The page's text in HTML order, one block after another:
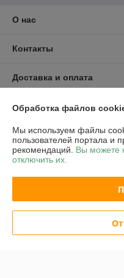
О нас
Контакты
Доставка и оплата
График работы
Полная версия сайта
Политика обработки
Сайт создан на
Обработка файлов
Мы используем файлы
пользователей портала и
рекомендаций. Вы можете
отключить их.